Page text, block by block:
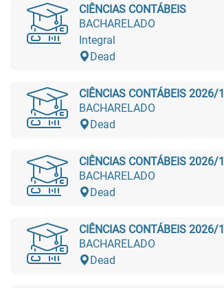
CIÊNCIAS CONTÁBEIS
BACHARELADO
Integral
Dead
CIÊNCIAS CONTÁBEIS 2026/1
BACHARELADO
Dead
CIÊNCIAS CONTÁBEIS 2026/1
BACHARELADO
Dead
CIÊNCIAS CONTÁBEIS 2026/1
BACHARELADO
Dead